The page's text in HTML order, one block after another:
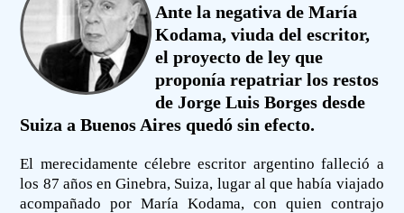
Ante la negativa de María
Kodama, viuda del escritor,
el proyecto de ley que
proponía repatriar los restos
de Jorge Luis Borges desde
Suiza a Buenos Aires quedó sin efecto.
El merecidamente célebre escritor argentino falleció a
los 87 años en Ginebra, Suiza, lugar al que había viajado
acompañado por María Kodama, con quien contrajo